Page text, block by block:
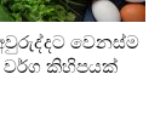
වෙනස්ම
වර්ග කිහිපයක්